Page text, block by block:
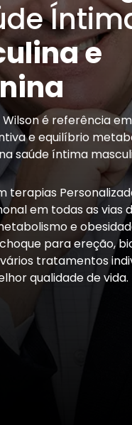
e
Wilson é referência
e equilíbrio
saúde íntima
terapias
em todas as vias
e
para ereção,
tratamentos
qualidade de vida.